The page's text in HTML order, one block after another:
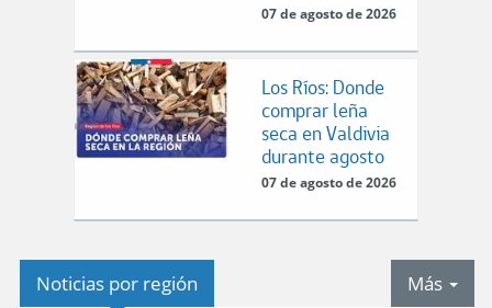
07 de agosto de 2026
Los Ríos: Donde
comprar leña
seca en Valdivia
durante agosto
07 de agosto de 2026
Más
Noticias por región